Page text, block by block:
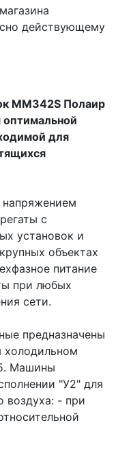
действующему
MM342S Полаир
для
с
установок и
объектах
питание
при любых
сети.
предназначены
холодильном
Машины
"У2" для
воздуха: - при